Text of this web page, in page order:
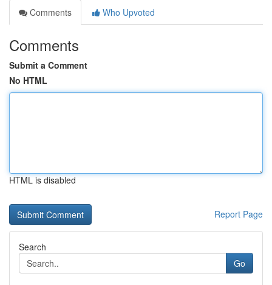
Comments
Who Upvoted
Comments
Submit a Comment
No HTML
HTML is disabled
Report Page
Search
Go